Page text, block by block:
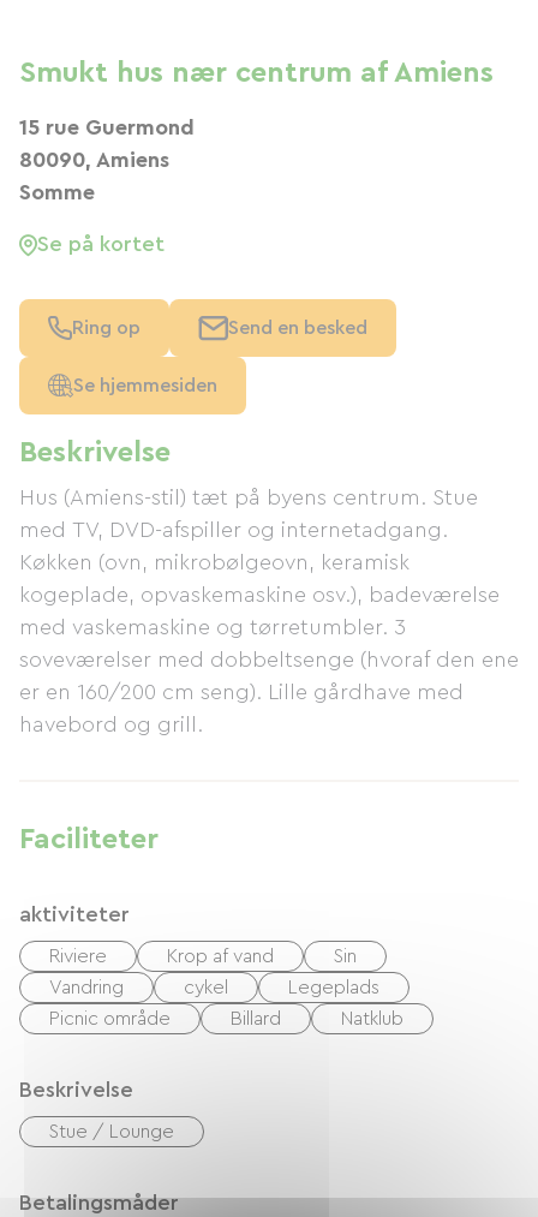
Beskrivelse
Hus (Amiens-stil) tæt på byens centrum. Stue
med TV, DVD-afspiller og internetadgang.
Køkken (ovn, mikrobølgeovn, keramisk
kogeplade, opvaskemaskine osv.), badeværelse
med vaskemaskine og tørretumbler. 3
soveværelser med dobbeltsenge (hvoraf den ene
er en 160/200 cm seng). Lille gårdhave med
havebord og grill.
Faciliteter
aktiviteter
Riviere Krop af vand
Sin
Vandring
cykel
Legeplads
Picnic område
Billard Natklub
Beskrivelse
Stue / Lounge
Betalingsmåder
Smukt hus nær centrum af Amiens
15 rue Guermond
80090, Amiens
Somme
Se på kortet
Ring op Send en besked
Se hjemmesiden